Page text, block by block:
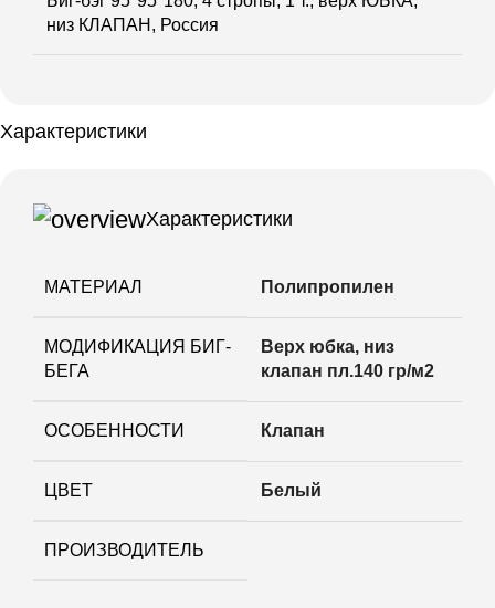
низ КЛАПАН, Россия
Характеристики
Характеристики
МАТЕРИАЛ Полипропилен
МОДИФИКАЦИЯ БИГ-
БЕГА
Верх юбка, низ
клапан пл.140 гр/м2
ОСОБЕННОСТИ Клапан
ЦВЕТ Белый
ПРОИЗВОДИТЕЛЬ